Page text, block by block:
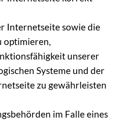
Internetseite sowie die
optimieren,
unserer
Systeme und der
zu gewährleisten
im Falle eines